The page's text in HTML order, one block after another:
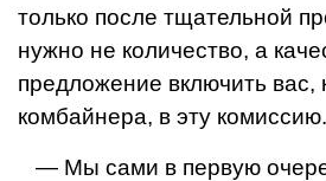
только после тщательной
нужно не количество, а
предложение включить вac,
комбайнера, в эту
— Мы сами в первую